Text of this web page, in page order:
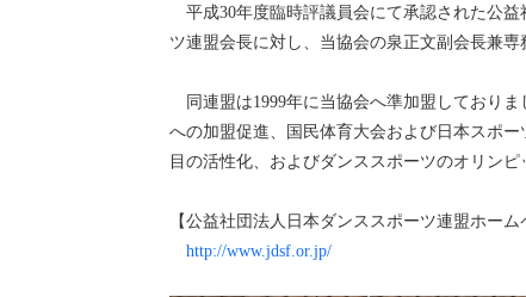
平成30年度臨時評議員会にて承認された公
ツ連盟会長に対し、当協会の泉正文副会長兼
同連盟は1999年に当協会へ準加盟しており
への加盟促進、国民体育大会および日本スポ
目の活性化、およびダンススポーツのオリンピ
【公益社団法人日本ダンススポーツ連盟ホーム
http://www.jdsf.or.jp/